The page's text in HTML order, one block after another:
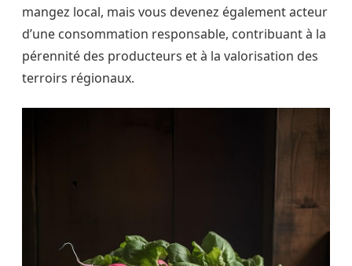
mangez local, mais vous devenez également acteur
d’une consommation responsable, contribuant à la
pérennité des producteurs et à la valorisation des
terroirs régionaux.